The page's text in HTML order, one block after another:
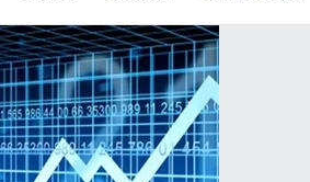
SAMSUNSPOR
EKONOMİ
YAŞAM